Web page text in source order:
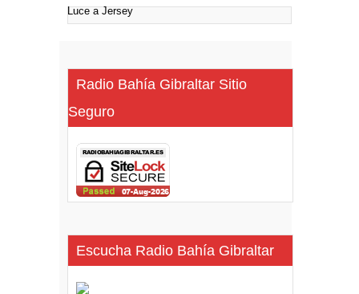
Radio Bahía Gibraltar Sitio
Seguro
Escucha Radio Bahía Gibraltar